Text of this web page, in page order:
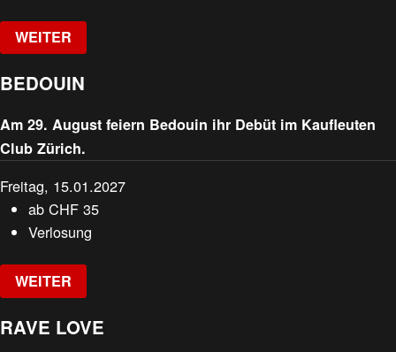
WEITER
BEDOUIN
Am 29. August feiern Bedouin ihr Debüt im Kaufleuten
Club Zürich.
Freitag, 15.01.2027
abCHF 35
Verlosung
WEITER
RAVE LOVE